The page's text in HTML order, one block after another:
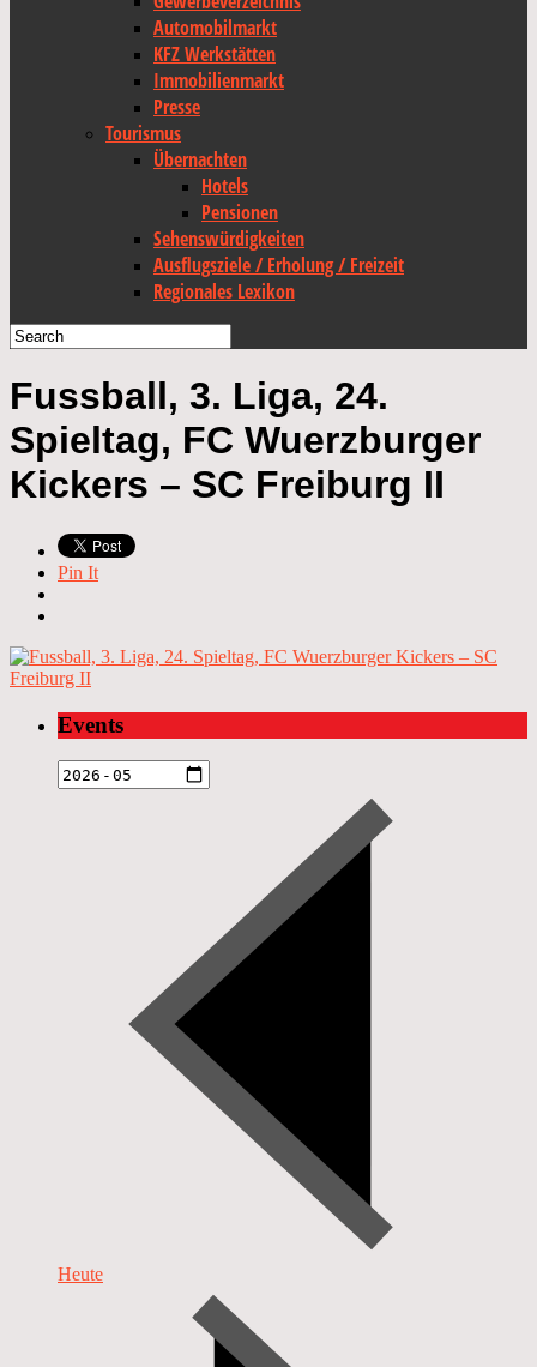
Automobilmarkt
KFZ Werkstätten
Immobilienmarkt
Presse
Tourismus
Übernachten
Hotels
Pensionen
Sehenswürdigkeiten
Ausflugsziele / Erholung / Freizeit
Regionales Lexikon
Fussball, 3. Liga, 24.
Spieltag, FC Wuerzburger
Kickers – SC Freiburg II
Pin It
Events
Heute